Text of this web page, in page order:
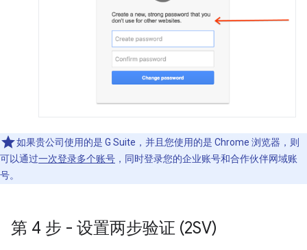
如果贵公司使用的是 G Suite，并且您使用的是 Chrome 浏览器，则
可以通过一次登录多个账号 ，同时登录您的企业账号和合作伙伴网域账
号。
第 4 步 - 设置两步验证 (2SV)